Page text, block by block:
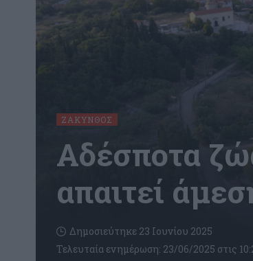
ΖΆΚΥΝΘΟΣ
Αδέσποτα
απαιτεί
Τελευταία ενημέρωση: 23/06/2025 στις
Δημοσιεύτηκε 23 Ιουνίου 2025